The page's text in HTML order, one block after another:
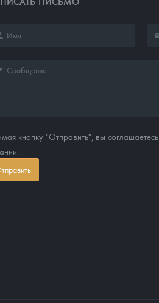
кнопку "Отправить", вы соглашаетесь